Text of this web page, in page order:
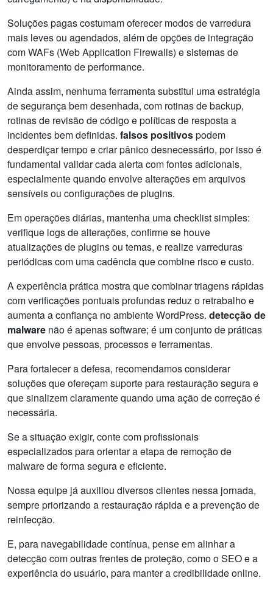
Soluções pagas costumam oferecer modos de varredura
mais leves ou agendados, além de opções de integração
com WAFs (Web Application Firewalls) e sistemas de
monitoramento de performance.
Ainda assim, nenhuma ferramenta substitui uma estratégia
de segurança bem desenhada, com rotinas de backup,
rotinas de revisão de código e políticas de resposta a
incidentes bem definidas. falsos positivospodem
desperdiçar tempo e criar pânico desnecessário, por isso é
fundamental validar cada alerta com fontes adicionais,
especialmente quando envolve alterações em arquivos
sensíveis ou configurações de plugins.
Em operações diárias, mantenha uma checklist simples:
verifique logs de alterações, confirme se houve
atualizações de plugins ou temas, e realize varreduras
periódicas com uma cadência que combine risco e custo.
A experiência prática mostra que combinar triagens rápidas
com verificações pontuais profundas reduz o retrabalho e
aumenta a confiança no ambiente WordPress. detecção de
malware não é apenas software; é um conjunto de práticas
que envolve pessoas, processos e ferramentas.
Para fortalecer a defesa, recomendamos considerar
soluções que ofereçam suporte para restauração segura e
que sinalizem claramente quando uma ação de correção é
necessária.
Se a situação exigir, conte com profissionais
especializados para orientar a etapa de remoção de
malware de forma segura e eficiente.
Nossa equipe já auxiliou diversos clientes nessa jornada,
sempre priorizando a restauração rápida e a prevenção de
reinfecção.
E, para navegabilidade contínua, pense em alinhar a
detecção com outras frentes de proteção, como o SEO e a
experiência do usuário, para manter a credibilidade online.